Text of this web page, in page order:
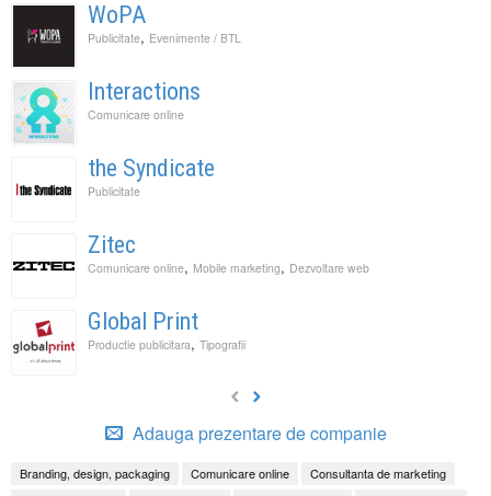
WoPA
Publicitate, Evenimente / BTL
Interactions
Comunicare online
the Syndicate
Publicitate
Zitec
Comunicare online, Mobile marketing, Dezvoltare web
Global Print
Productie publicitara, Tipografii
Adauga prezentare de companie
Branding, design, packaging Comunicare online
Consultanta de marketing